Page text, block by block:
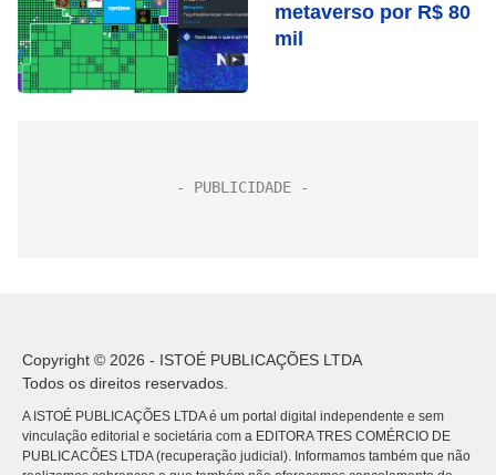
metaverso por R$ 80
mil
Copyright © 2026 - ISTOÉ PUBLICAÇÕES LTDA
Todos os direitos reservados.
A ISTOÉ PUBLICAÇÕES LTDA é um portal digital independente e sem
vinculação editorial e societária com a EDITORA TRES COMÉRCIO DE
PUBLICACÕES LTDA (recuperação judicial). Informamos também que não